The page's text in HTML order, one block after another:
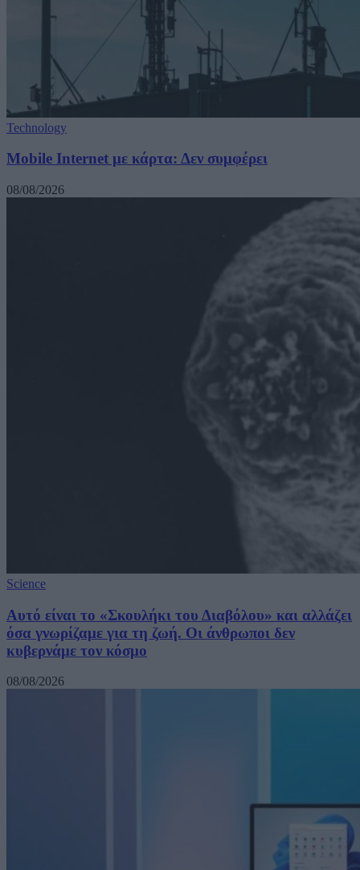
Technology
Mobile Internet με κάρτα: Δεν συμφέρει
08/08/2026
Science
Αυτό είναι το «Σκουλήκι του Διαβόλου» και αλλάζει
όσα γνωρίζαμε για τη ζωή. Οι άνθρωποι δεν
κυβερνάμε τον κόσμο
08/08/2026